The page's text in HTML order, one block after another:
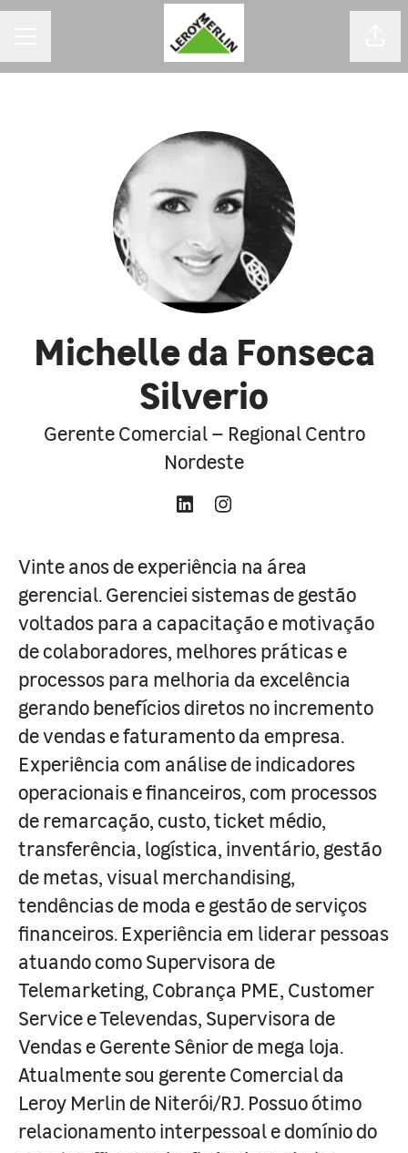
Michelle da Fonseca
Silverio
Gerente Comercial – Regional Centro
Nordeste
Vinte anos de experiência na área
gerencial. Gerenciei sistemas de gestão
voltados para a capacitação e motivação
de colaboradores, melhores práticas e
processos para melhoria da excelência
gerando benefícios diretos no incremento
de vendas e faturamento da empresa.
Experiência com análise de indicadores
operacionais e financeiros, com processos
de remarcação, custo, ticket médio,
transferência, logística, inventário, gestão
de metas, visual merchandising,
tendências de moda e gestão de serviços
financeiros. Experiência em liderar pessoas
atuando como Supervisora de
Telemarketing, Cobrança PME, Customer
Service e Televendas, Supervisora de
Vendas e Gerente Sênior de mega loja.
Atualmente sou gerente Comercial da
Leroy Merlin de Niterói/RJ. Possuo ótimo
relacionamento interpessoal e domínio do